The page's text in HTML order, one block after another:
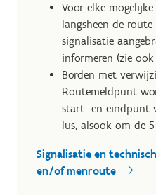
Voor elke
langsheen de
signalisatie
informeren (zie
Borden met
Routemeldpunt
start- en eindpunt
lus, alsook om de
Signalisatie en
en/of menroute